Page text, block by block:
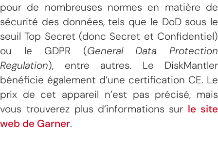
pour de nombreuses normes en matière de
sécurité des données, tels que le DoD sous le
seuil Top Secret (donc Secret et Confidentiel)
ou le GDPR (General Data Protection
Regulation), entre autres. Le DiskMantler
bénéficie également d’une certification CE. Le
prix de cet appareil n’est pas précisé, mais
vous trouverez plus d’informations sur le site
web de Garner.